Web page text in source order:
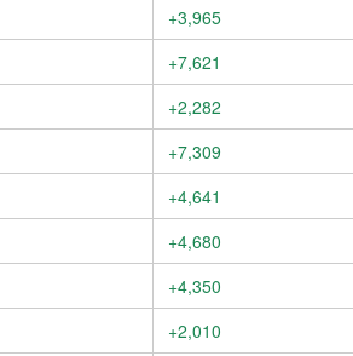
+3,965
+7,621
+2,282
+7,309
+4,641
+4,680
+4,350
+2,010